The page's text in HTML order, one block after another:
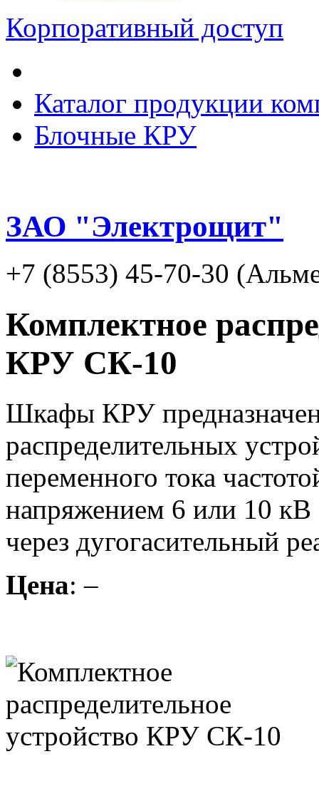
Корпоративный доступ
Каталог продукции
Блочные КРУ
ЗАО "Электрощит"
+7 (8553) 45-70-30
Комплектное
КРУ СК-10
Шкафы КРУ
распределительных
переменного тока
напряжением 6 или 10 кВ
через дугогасительный
Цена: –